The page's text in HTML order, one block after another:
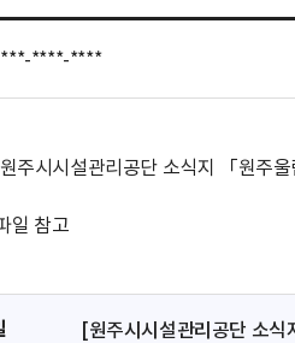
***-****-****
주시시설관리공단 소식지 「원주
일 참고
[원주시시설관리공단 소